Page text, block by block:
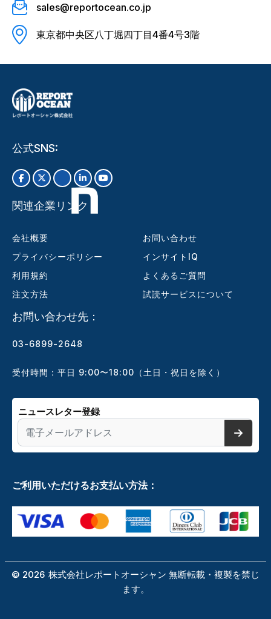
sales@reportocean.co.jp
東京都中央区八丁堀四丁目4番4号3階
公式SNS:
関連企業リンク
会社概要
プライバシーポリシー
利用規約
注文方法
お問い合わせ
インサイトIQ
よくあるご質問
試読サービスについて
お問い合わせ先：
03-6899-2648
受付時間：平日 9:00〜18:00（土日・祝日を除く）
ニュースレター登録
ご利用いただけるお支払い方法：
© 2026 株式会社レポートオーシャン 無断転載・複製を禁じ
ます。